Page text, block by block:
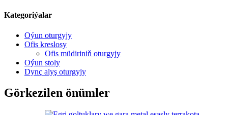
Kategoriýalar
Oýun oturgyjy
Ofis kreslosy
Ofis müdiriniň oturgyjy
Oýun stoly
Dynç alyş oturgyjy
Görkezilen önümler